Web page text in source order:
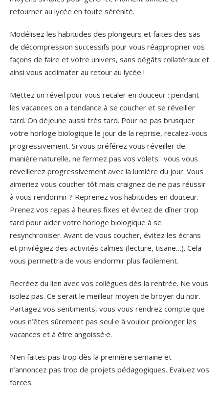
retourner au lycée en toute sérénité.
Modélisez les habitudes des plongeurs et faites des sas
de décompression successifs pour vous réapproprier vos
façons de faire et votre univers, sans dégâts collatéraux et
ainsi vous acclimater au retour au lycée !
Mettez un réveil pour vous recaler en douceur : pendant
les vacances on a tendance à se coucher et se réveiller
tard. On déjeune aussi très tard. Pour ne pas brusquer
votre horloge biologique le jour de la reprise, recalez-vous
progressivement. Si vous préférez vous réveiller de
manière naturelle, ne fermez pas vos volets : vous vous
réveillerez progressivement avec la lumière du jour. Vous
aimeriez vous coucher tôt mais craignez de ne pas réussir
à vous rendormir ? Reprenez vos habitudes en douceur.
Prenez vos repas à heures fixes et évitez de dîner trop
tard pour aider votre horloge biologique à se
resynchroniser. Avant de vous coucher, évitez les écrans
et privilégiez des activités calmes (lecture, tisane…). Cela
vous permettra de vous endormir plus facilement.
Recréez du lien avec vos collègues dès la rentrée. Ne vous
isolez pas. Ce serait le meilleur moyen de broyer du noir.
Partagez vos sentiments, vous vous rendrez compte que
vous n’êtes sûrement pas seul·e à vouloir prolonger les
vacances et à être angoissé·e.
N’en faites pas trop dès la première semaine et
n’annoncez pas trop de projets pédagogiques. Evaluez vos
forces.